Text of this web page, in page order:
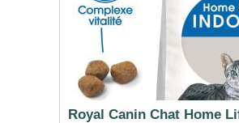
Royal Canin Chat Home